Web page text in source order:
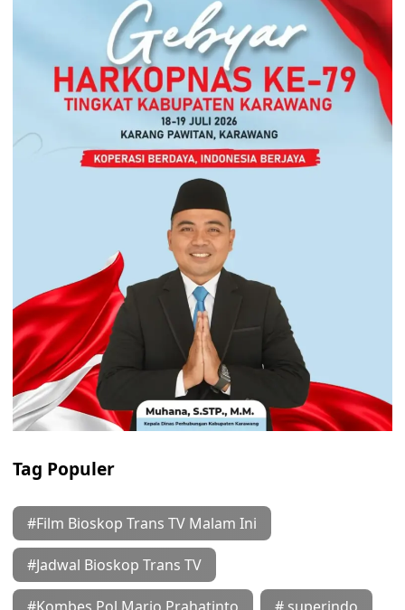
Tag Populer
#Film Bioskop Trans TV Malam Ini
#Jadwal Bioskop Trans TV